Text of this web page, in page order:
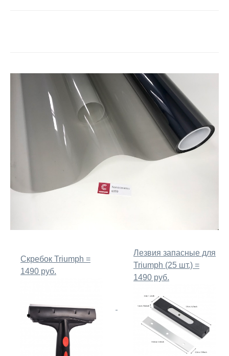
Скребок Triumph =
1490 руб.
Лезвия запасные для
Triumph (25 шт.) =
1490 руб.